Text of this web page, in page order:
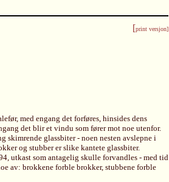
[print versjon]
med engang det forføres, hinsides dens
det blir et vindu som fører mot noe utenfor.
skimrende glassbiter - noen nesten avslepne i
og stubber er slike kantete glassbiter.
utkast som antagelig skulle forvandles - med tid
av: brokkene forble brokker, stubbene forble